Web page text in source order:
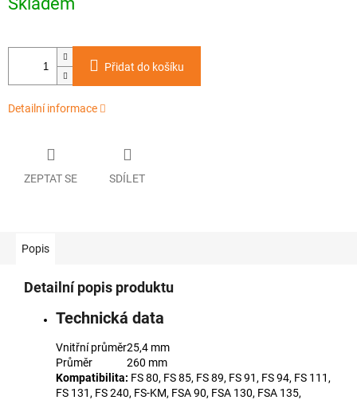
cena:
Přidat do košíku
Detailní informace
ZEPTAT SE SDÍLET
Popis
Detailní popis produktu
Technická data
Vnitřní průměr25,4 mm
Průměr
260 mm
Kompatibilita: FS 80, FS 85, FS 89, FS 91, FS 94, FS 111,
FS 131, FS 240, FS-KM, FSA 90, FSA 130, FSA 135,